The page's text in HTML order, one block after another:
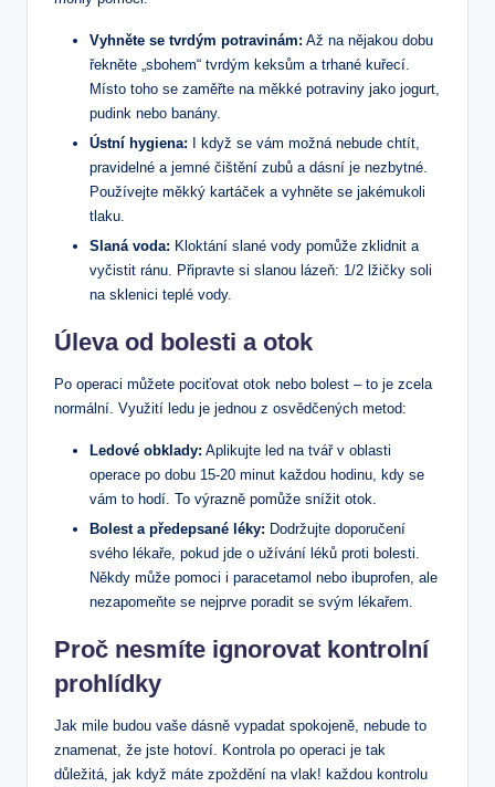
Vyhněte se tvrdým potravinám: Až na nějakou dobu
řekněte „sbohem“ tvrdým keksům a trhané kuřecí.
Místo toho se zaměřte na měkké potraviny jako jogurt,
pudink nebo banány.
Ústní hygiena: I když se vám možná nebude chtít,
pravidelné a jemné čištění zubů a dásní je nezbytné.
Používejte měkký kartáček a vyhněte se jakémukoli
tlaku.
Slaná voda: Kloktání slané vody pomůže zklidnit a
vyčistit ránu. Připravte si slanou lázeň: 1/2 lžičky soli
na sklenici teplé vody.
Úleva od bolesti a otok
Po operaci můžete pociťovat otok nebo bolest – to je zcela
normální. Využití ledu je jednou z osvědčených metod:
Ledové obklady: Aplikujte led na tvář v oblasti
operace po dobu 15-20 minut každou hodinu, kdy se
vám to hodí. To výrazně pomůže snížit otok.
Bolest a předepsané léky: Dodržujte doporučení
svého lékaře, pokud jde o užívání léků proti bolesti.
Někdy může pomoci i paracetamol nebo ibuprofen, ale
nezapomeňte se nejprve poradit se svým lékařem.
Proč nesmíte ignorovat kontrolní
prohlídky
Jak mile budou vaše dásně vypadat spokojeně, nebude to
znamenat, že jste hotoví. Kontrola po operaci je tak
důležitá, jak když máte zpoždění na vlak! každou kontrolu